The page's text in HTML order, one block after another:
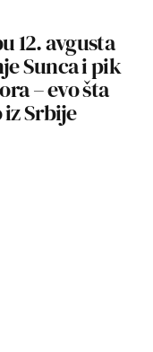
12. avgusta
Sunca i pik
– evo šta
Srbije